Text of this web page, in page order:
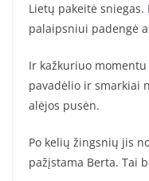
Lietų pakeitė
palaipsniui padengė
Ir kažkuriuo
pavadėlio ir smarkiai
alėjos pusėn.
Po kelių žingsnių jis
pažįstama Berta. Tai